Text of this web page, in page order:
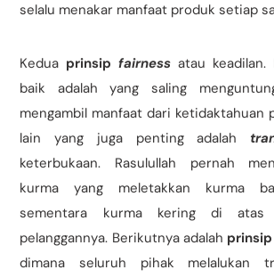
selalu menakar manfaat produk setiap
Kedua prinsipfairness atau keadilan.
baik adalah yang saling
mengambil manfaat dari ketidaktahuan
lain yang juga penting adalah
keterbukaan. Rasulullah pernah
kurma yang meletakkan kurma
sementara kurma kering di atas
pelanggannya. Berikutnya adalah
dimana seluruh pihak melalukan